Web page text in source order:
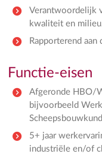
Verantwoordelijk
kwaliteit en
Rapporterend aan
Functie-eisen
Afgeronde HBO/
bijvoorbeeld
5+ jaar
industriële en/of